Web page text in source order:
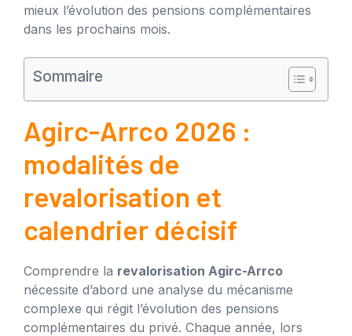
mieux l’évolution des pensions complémentaires
dans les prochains mois.
Sommaire
Agirc-Arrco 2026 :
modalités de
revalorisation et
calendrier décisif
Comprendre la revalorisation Agirc-Arrco
nécessite d’abord une analyse du mécanisme
complexe qui régit l’évolution des pensions
complémentaires du privé. Chaque année, lors